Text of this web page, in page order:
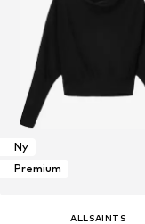
Ny
Premium
ALLSAINTS